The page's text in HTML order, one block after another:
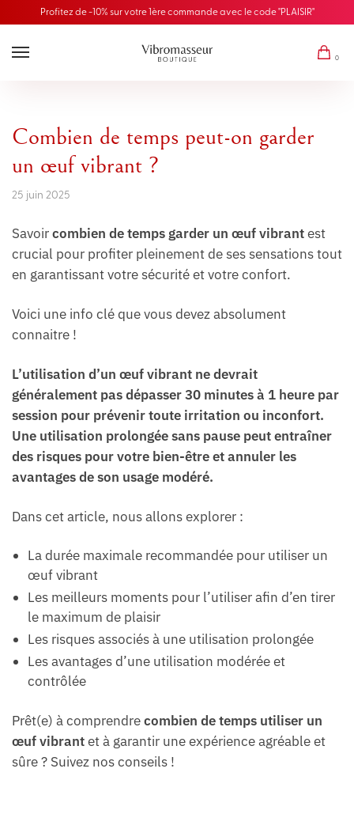
Profitez de -10% sur votre 1ère commande avec le code "PLAISIR"
0
Combien de temps peut-on garder
un œuf vibrant ?
25 juin 2025
Savoircombien de temps garder un œuf vibrantest
crucial pour profiter pleinement de ses sensations tout
en garantissant votre sécurité et votre confort.
Voici une info clé que vous devez absolument
connaitre !
L’utilisation d’un œuf vibrant ne devrait
généralement pas dépasser 30 minutes à 1 heure par
session pour prévenir toute irritation ou inconfort.
Une utilisation prolongée sans pause peut entraîner
des risques pour votre bien-être et annuler les
avantages de son usage modéré.
Dans cet article, nous allons explorer :
La durée maximale recommandée pour utiliser un
œuf vibrant
Les meilleurs moments pour l’utiliser afin d’en tirer
le maximum de plaisir
Les risques associés à une utilisation prolongée
Les avantages d’une utilisation modérée et
contrôlée
Prêt(e) à comprendrecombien de temps utiliser un
œuf vibrantet à garantir une expérience agréable et
sûre ? Suivez nos conseils !